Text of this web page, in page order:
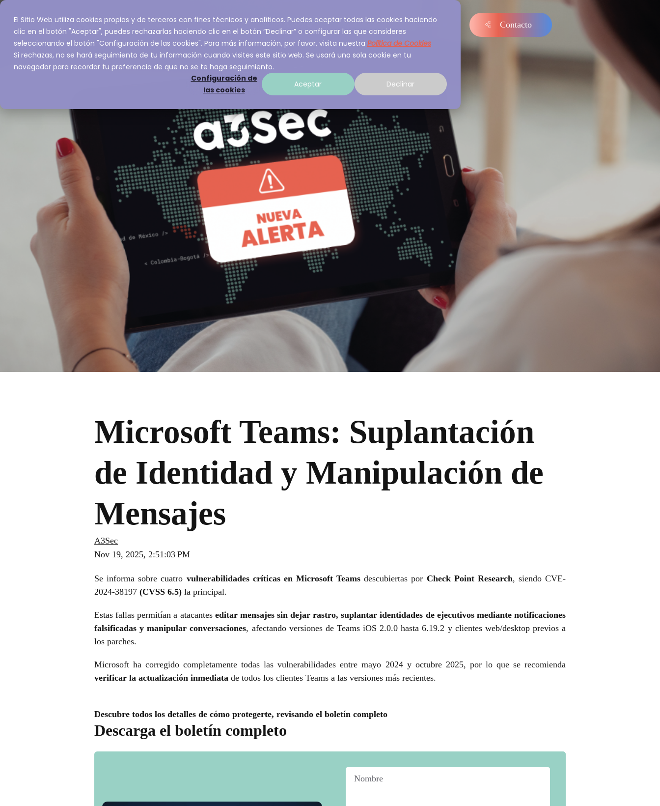
El Sitio Web utiliza cookies propias y de terceros con fines técnicos y analíticos. Puedes aceptar todas las cookies haciendo
clic en el botón "Aceptar", puedes rechazarlas haciendo clic en el botón “Declinar” o configurar las que consideres
seleccionando el botón "Configuración de las cookies". Para más información, por favor, visita nuestra Política de Cookies
Si rechazas, no se hará seguimiento de tu información cuando visites este sitio web. Se usará una sola cookie en tu
navegador para recordar tu preferencia de que no se te haga seguimiento.
Configuración de
las cookies
Aceptar Declinar
Inicio Servicios Sobre A3Sec Experiencia Recursos Contacto
Microsoft Teams: Suplantación
de Identidad y Manipulación de
Mensajes
A3Sec
Nov 19, 2025, 2:51:03 PM
Se informa sobre cuatro vulnerabilidades críticas en Microsoft Teams descubiertas por Check Point Research, siendo CVE-
2024-38197 (CVSS 6.5) la principal.
Estas fallas permitían a atacantes editar mensajes sin dejar rastro, suplantar identidades de ejecutivos mediante notificaciones
falsificadas y manipular conversaciones, afectando versiones de Teams iOS 2.0.0 hasta 6.19.2 y clientes web/desktop previos a
los parches.
Microsoft ha corregido completamente todas las vulnerabilidades entre mayo 2024 y octubre 2025, por lo que se recomienda
verificar la actualización inmediata de todos los clientes Teams a las versiones más recientes.
Descubre todos los detalles de cómo protegerte, revisando el boletín completo
Descarga el boletín completo
Nombre